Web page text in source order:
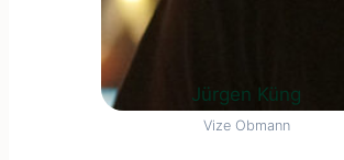
Jürgen Küng
Vize Obmann